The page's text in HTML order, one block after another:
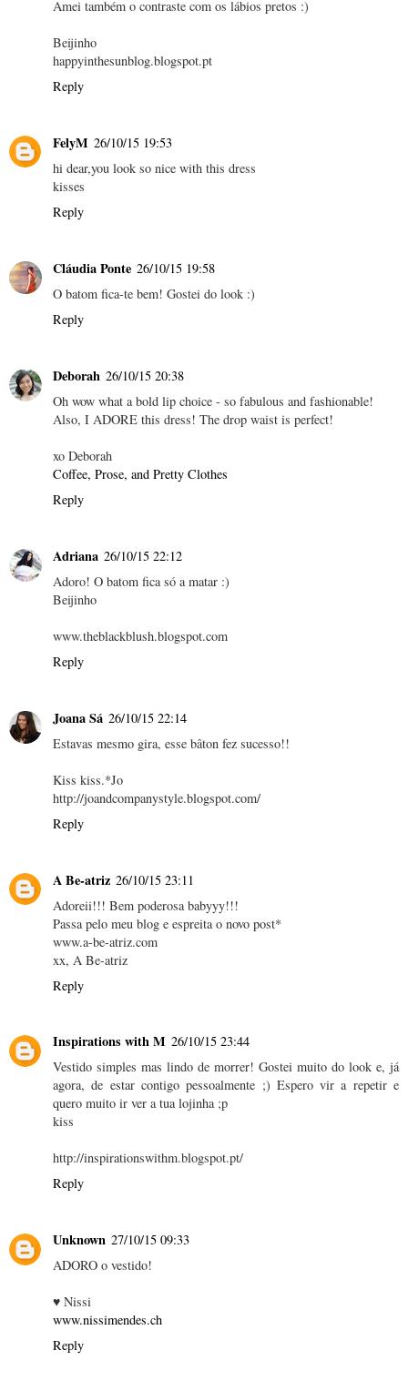
Amei também o contraste com os lábios pretos :)
Beijinho
happyinthesunblog.blogspot.pt
Reply
FelyM 26/10/15 19:53
hi dear,you look so nice with this dress
kisses
Reply
Cláudia Ponte 26/10/15 19:58
O batom fica-te bem! Gostei do look :)
Reply
Deborah 26/10/15 20:38
Oh wow what a bold lip choice - so fabulous and fashionable!
Also, I ADORE this dress! The drop waist is perfect!
xo Deborah
Coffee, Prose, and Pretty Clothes
Reply
Adriana 26/10/15 22:12
Adoro! O batom fica só a matar :)
Beijinho
www.theblackblush.blogspot.com
Reply
Joana Sá 26/10/15 22:14
Estavas mesmo gira, esse bâton fez sucesso!!
Kiss kiss.*Jo
http://joandcompanystyle.blogspot.com/
Reply
A Be-atriz 26/10/15 23:11
Adoreii!!! Bem poderosa babyyy!!!
Passa pelo meu blog e espreita o novo post*
www.a-be-atriz.com
xx, A Be-atriz
Reply
Inspirations with M 26/10/15 23:44
Vestido simples mas lindo de morrer! Gostei muito do look e, já
agora, de estar contigo pessoalmente ;) Espero vir a repetir e
quero muito ir ver a tua lojinha ;p
kiss
http://inspirationswithm.blogspot.pt/
Reply
Unknown 27/10/15 09:33
ADORO o vestido!
♥ Nissi
www.nissimendes.ch
Reply